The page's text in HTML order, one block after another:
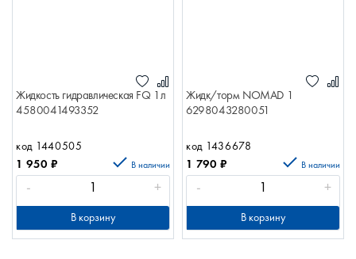
Жидкость гидравлическая FQ 1л
4580041493352
код 1440505
1 950 ₽ В наличии
- +
В корзину
Жидк/торм NOMAD 1
6298043280051
код 1436678
1 790 ₽ В наличии
- +
В корзину